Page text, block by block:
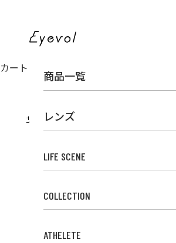
Eyevol Online Store
商品一覧
レンズ
LIFE SCENE
COLLECTION
ATHELETE
カート
サングラスのEyevol TOP